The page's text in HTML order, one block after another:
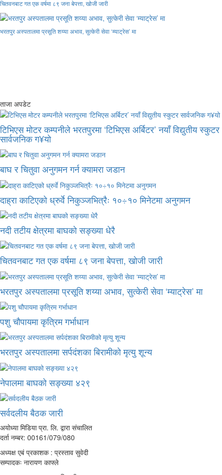
चितवनबाट गत एक वर्षमा ८९ जना बेपत्ता, खोजी जारी
भरतपुर अस्पतालमा प्रसूति शय्या अभाव, सुत्केरी सेवा ‘म्याट्रेस’ मा
ताजा अपडेट
टिभिएस मोटर कम्पनीले भरतपुरमा ‘टिभिएस अर्बिटर’ नयाँ विद्युतीय स्कुटर
सार्वजनिक ग¥यो
बाघ र चितुवा अनुगमन गर्न क्यामरा जडान
दाह्रा काटिएको ध्रुर्वे निकुञ्जभित्रैः १०÷१० मिनेटमा अनुगमन
नदी तटीय क्षेत्रमा बाघको सङ्ख्या धेरै
चितवनबाट गत एक वर्षमा ८९ जना बेपत्ता, खोजी जारी
भरतपुर अस्पतालमा प्रसूति शय्या अभाव, सुत्केरी सेवा ‘म्याट्रेस’ मा
पशु चौपायमा कृत्रिम गर्भाधान
भरतपुर अस्पतालमा सर्पदंशका बिरामीको मृत्यु शून्य
नेपालमा बाघको सङ्ख्या ४२९
सर्वदलीय बैठक जारी
अयोध्या मिडिया प्रा. लि. द्वारा संचालित
दर्ता नम्बर: 00161/079/080
अध्यक्ष एबं प्रकाशक : प्रस्ताव सुवेदी
सम्पादकः नारायण काफ्ले